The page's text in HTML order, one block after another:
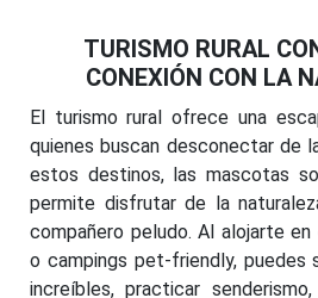
TURISMO RURAL
CONEXIÓN CON LA
El turismo rural ofrece una
quienes buscan desconectar de
estos destinos, las mascotas
permite disfrutar de la
compañero peludo. Al alojarte
o campings pet-friendly, puedes
increíbles, practicar